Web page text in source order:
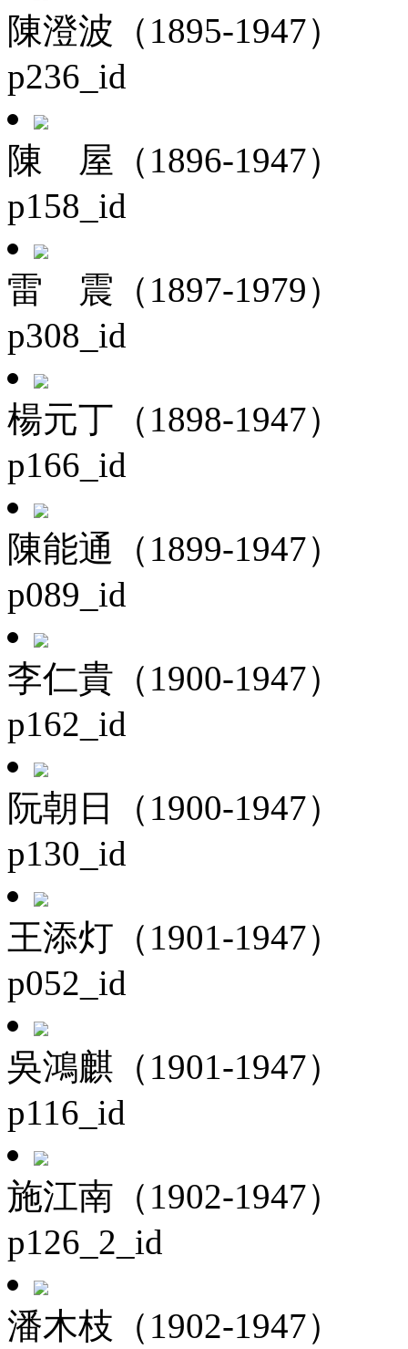
陳澄波（1895-1947）
p236_id
陳 屋（1896-1947）
p158_id
雷 震（1897-1979）
p308_id
楊元丁（1898-1947）
p166_id
陳能通（1899-1947）
p089_id
李仁貴（1900-1947）
p162_id
阮朝日（1900-1947）
p130_id
王添灯（1901-1947）
p052_id
吳鴻麒（1901-1947）
p116_id
施江南（1902-1947）
p126_2_id
潘木枝（1902-1947）